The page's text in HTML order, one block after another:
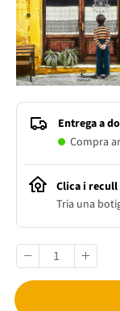
Entrega a
Compra
Clica i recull
Tria una